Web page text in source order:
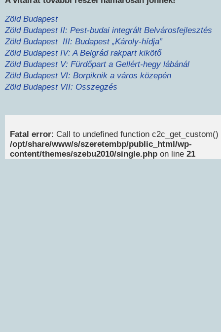
Zöld Budapest
Zöld Budapest II: Pest-budai integrált Belvárosfejlesztés
Zöld Budapest III: Budapest „Károly-hídja”
Zöld Budapest IV: A Belgrád rakpart kikötő
Zöld Budapest V: Fürdőpart a Gellért-hegy lábánál
Zöld Budapest VI: Borpiknik a város közepén
Zöld Budapest VII: Összegzés
Fatal error: Call to undefined function c2c_get_custom()
/opt/share/www/s/szeretembp/public_html/wp-
content/themes/szebu2010/single.php on line 21